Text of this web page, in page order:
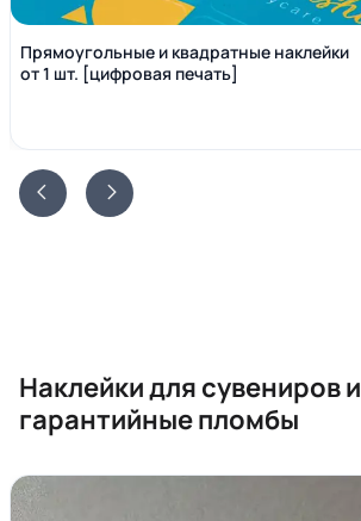
Прямоугольные и квадратные наклейки
от 1 шт. [цифровая печать]
Наклейки для сувениров и
гарантийные пломбы